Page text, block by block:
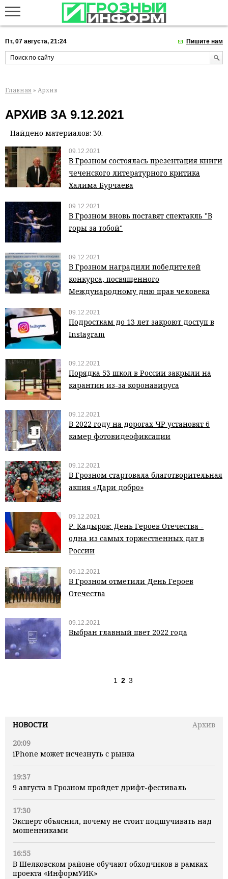
Пт, 07 августа, 21:24 Пишите нам
НОВОСТИ
Архив
20:09
iPhone может исчезнуть с рынка
19:37
9 августа в Грозном пройдет дрифт-фестиваль
17:30
Эксперт объяснил, почему не стоит подшучивать над
мошенниками
16:55
В Шелковском районе обучают обходчиков в рамках
проекта «ИнформУИК»
Главная » Архив
АРХИВ ЗА 9.12.2021
Найдено материалов: 30.
09.12.2021
В Грозном состоялась презентация книги
чеченского литературного критика
Халима Бурчаева
09.12.2021
В Грозном вновь поставят спектакль "В
горы за тобой"
09.12.2021
В Грозном наградили победителей
конкурса, посвященного
Международному дню прав человека
09.12.2021
Подросткам до 13 лет закроют доступ в
Instagram
09.12.2021
Порядка 53 школ в России закрыли на
карантин из-за коронавируса
09.12.2021
В 2022 году на дорогах ЧР установят 6
камер фотовидеофиксации
09.12.2021
В Грозном стартовала благотворительная
акция «Дари добро»
09.12.2021
Р. Кадыров: День Героев Отечества -
одна из самых торжественных дат в
России
09.12.2021
В Грозном отметили День Героев
Отечества
09.12.2021
Выбран главный цвет 2022 года
1 2 3